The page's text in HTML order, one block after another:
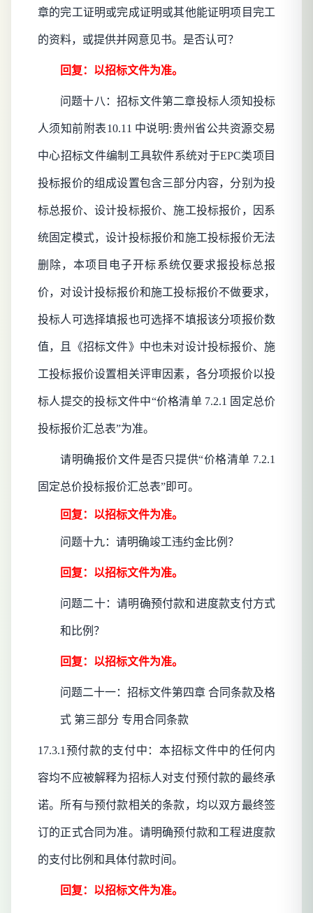
章的完工证明或完成证明或其他能证明项目完工
的资料，或提供并网意见书。是否认可？
回复：以招标文件为准。
问题十八：招标文件第二章投标人须知投标
人须知前附表10.11 中说明:贵州省公共资源交易
中心招标文件编制工具软件系统对于EPC类项目
投标报价的组成设置包含三部分内容，分别为投
标总报价、设计投标报价、施工投标报价，因系
统固定模式，设计投标报价和施工投标报价无法
删除，本项目电子开标系统仅要求报投标总报
价，对设计投标报价和施工投标报价不做要求，
投标人可选择填报也可选择不填报该分项报价数
值，且《招标文件》中也未对设计投标报价、施
工投标报价设置相关评审因素，各分项报价以投
标人提交的投标文件中“价格清单 7.2.1 固定总价
投标报价汇总表”为准。
请明确报价文件是否只提供“价格清单 7.2.1
固定总价投标报价汇总表”即可。
回复：以招标文件为准。
问题十九：请明确竣工违约金比例？
回复：以招标文件为准。
问题二十：请明确预付款和进度款支付方式
和比例？
回复：以招标文件为准。
问题二十一：招标文件第四章 合同条款及格
式 第三部分 专用合同条款
17.3.1预付款的支付中：本招标文件中的任何内
容均不应被解释为招标人对支付预付款的最终承
诺。所有与预付款相关的条款，均以双方最终签
订的正式合同为准。请明确预付款和工程进度款
的支付比例和具体付款时间。
回复：以招标文件为准。